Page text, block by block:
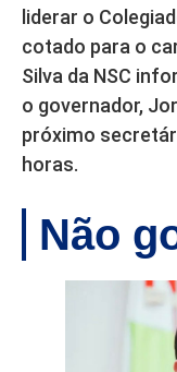
liderar o
cotado para o
Silva da NSC
o governador,
próximo
horas.
Não